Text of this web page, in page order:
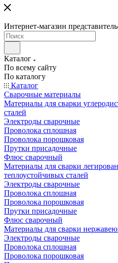
Интернет-магазин
Каталог
По всему сайту
По каталогу
Каталог
Сварочные материалы
Материалы для сварки
сталей
Электроды сварочные
Проволока сплошная
Проволока порошковая
Прутки присадочные
Флюс сварочный
Материалы для сварки
теплоустойчивых сталей
Электроды сварочные
Проволока сплошная
Проволока порошковая
Прутки присадочные
Флюс сварочный
Материалы для сварки
Электроды сварочные
Проволока сплошная
Проволока порошковая